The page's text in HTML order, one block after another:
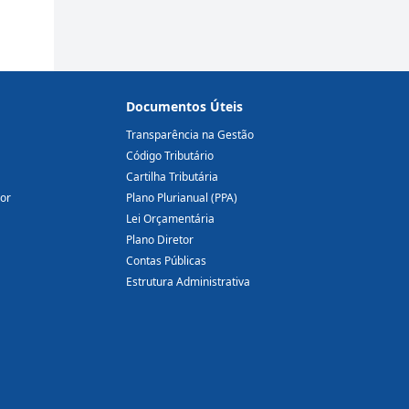
Documentos Úteis
Transparência na Gestão
Código Tributário
Cartilha Tributária
Plano Plurianual (PPA)
Lei Orçamentária
Plano Diretor
Contas Públicas
Estrutura Administrativa